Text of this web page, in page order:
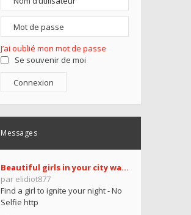
J’ai oublié mon mot de passe
Se souvenir de moi
Messages
Beautiful girls in your city want you
par elidiot877
Find a girl to ignite your night - No
Selfie http